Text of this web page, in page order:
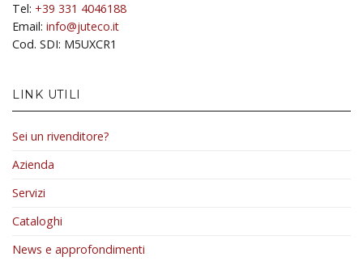
Tel: +39 331 4046188
Email: info@juteco.it
Cod. SDI: M5UXCR1
LINK UTILI
Sei un rivenditore?
Azienda
Servizi
Cataloghi
News e approfondimenti